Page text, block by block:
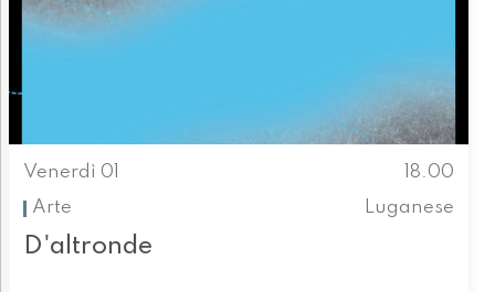
Venerdì 01
18.00
Arte
Luganese
D'altronde